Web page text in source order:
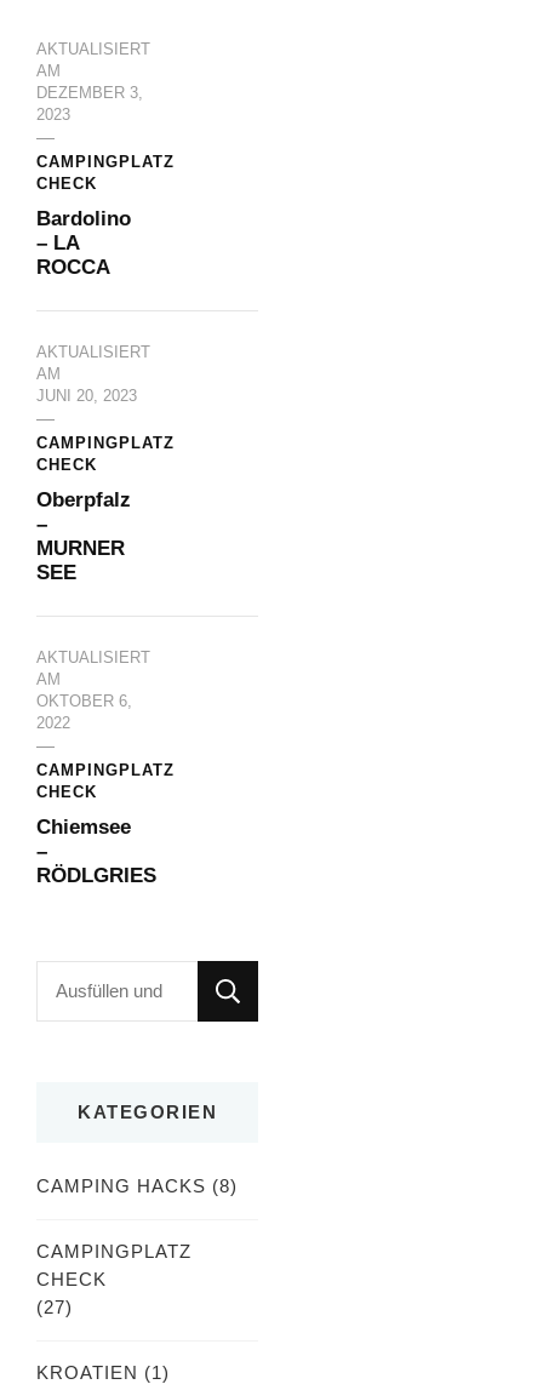
AKTUALISIERT
AM
DEZEMBER 3,
2023
CAMPINGPLATZ
CHECK
Bardolino
– LA
ROCCA
AKTUALISIERT
AM
JUNI 20, 2023
CAMPINGPLATZ
CHECK
Oberpfalz
–
MURNER
SEE
AKTUALISIERT
AM
OKTOBER 6,
2022
CAMPINGPLATZ
CHECK
Chiemsee
–
RÖDLGRIES
Suchst
du
etwas?KATEGORIEN
CAMPING HACKS (8)
CAMPINGPLATZ
CHECK
(27)
KROATIEN (1)